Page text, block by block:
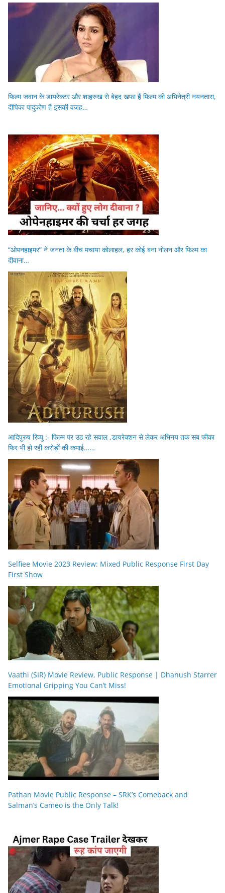
फिल्म जवान के डायरेक्टर और शाहरुख से बेहद खफा हैं फिल्म की अभिनेत्री नयनतारा,
दीपिका पादुकोण है इसकी वजह…
“ओपनहाइमर” ने जनता के बीच मचाया कोलाहल, हर कोई बना नोलन और फिल्म का
दीवाना…
आदिपुरुष रिव्यु :- फिल्म पर उठ रहे सवाल ,डायरेक्शन से लेकर अभिनय तक सब फीका
फिर भी हो रही करोड़ों की कमाई……
Selfiee Movie 2023 Review: Mixed Public Response First Day
First Show
Vaathi (SIR) Movie Review, Public Response | Dhanush Starrer
Emotional Gripping You Can’t Miss!
Pathan Movie Public Response – SRK’s Comeback and
Salman’s Cameo is the Only Talk!